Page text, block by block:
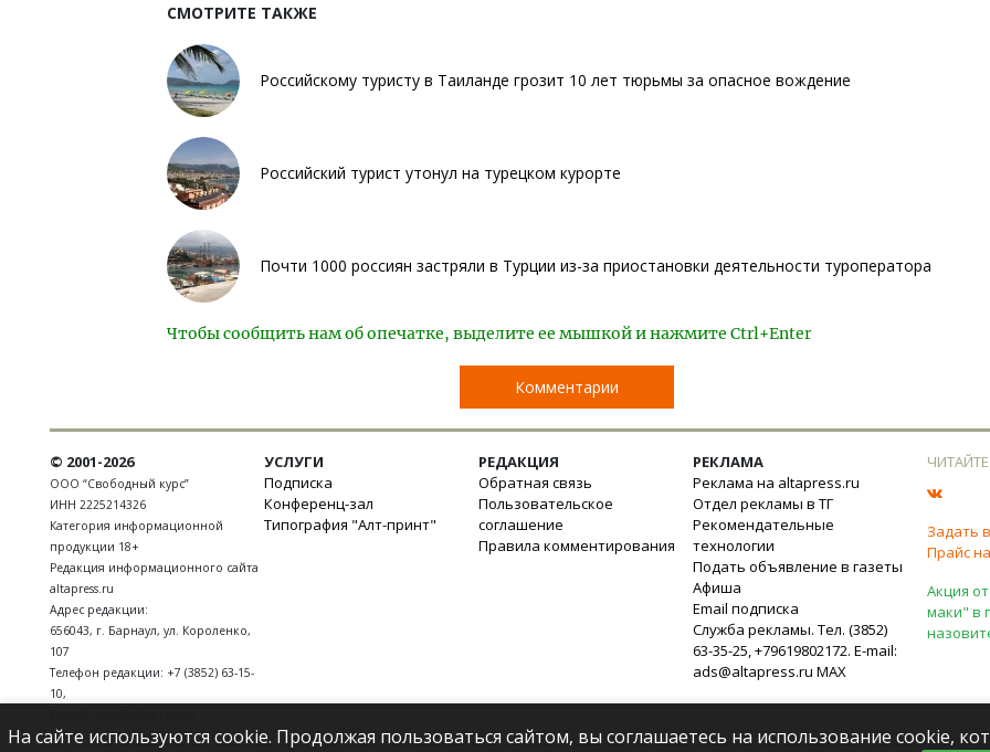
СМОТРИТЕ ТАКЖЕ
Российскому туристу в Таиланде грозит 10 лет тюрьмы за опасное вождение
Российский турист утонул на турецком курорте
Почти 1000 россиян застряли в Турции из-за приостановки деятельности туроператора
Чтобы сообщить нам об опечатке, выделите ее мышкой и нажмите Ctrl+Enter
Комментарии
© 2001-2026
ООО “Свободный курс”
ИНН 2225214326
Категория информационной
продукции 18+
Редакция информационного сайта
altapress.ru
Адрес редакции:
656043, г. Барнаул, ул. Короленко,
107
Телефон редакции: +7 (3852) 63-15-
10,
УСЛУГИ
Подписка
Конференц-зал
Типография "Алт-принт"
РЕДАКЦИЯ
Обратная связь
Пользовательское
соглашение
Правила комментирования
РЕКЛАМА
Реклама на altapress.ru
Отдел рекламы в ТГ
Рекомендательные
технологии
Подать объявление в газеты
Афиша
Email подписка
Служба рекламы. Тел. (3852)
63-35-25, +79619802172. E-mail:
ads@altapress.ru MAX
Задать
Прайс
Акция
маки" в
На сайте используются cookie. Продолжая пользоваться сайтом, вы соглашаетесь на использование cookie,